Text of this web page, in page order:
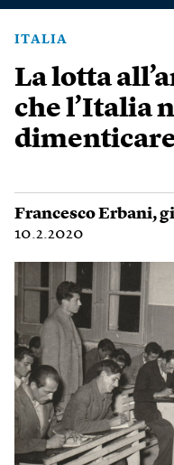
ITALIA
La lotta
che l’Italia
Francesco Erbani,
10.2.2020